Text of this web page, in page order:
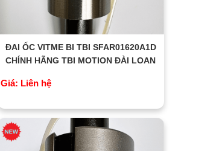
ĐAI ỐC VITME BI TBI SFAR01620A1D
CHÍNH HÃNG TBI MOTION ĐÀI LOAN
Giá: Liên hệ